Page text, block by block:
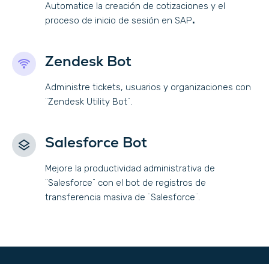
Automatice la creación de cotizaciones y el
proceso de inicio de sesión en SAP.
Zendesk Bot
Administre tickets, usuarios y organizaciones con
¨Zendesk Utility Bot¨.
Salesforce Bot
Mejore la productividad administrativa de
¨Salesforce¨ con el bot de registros de
transferencia masiva de ¨Salesforce¨.